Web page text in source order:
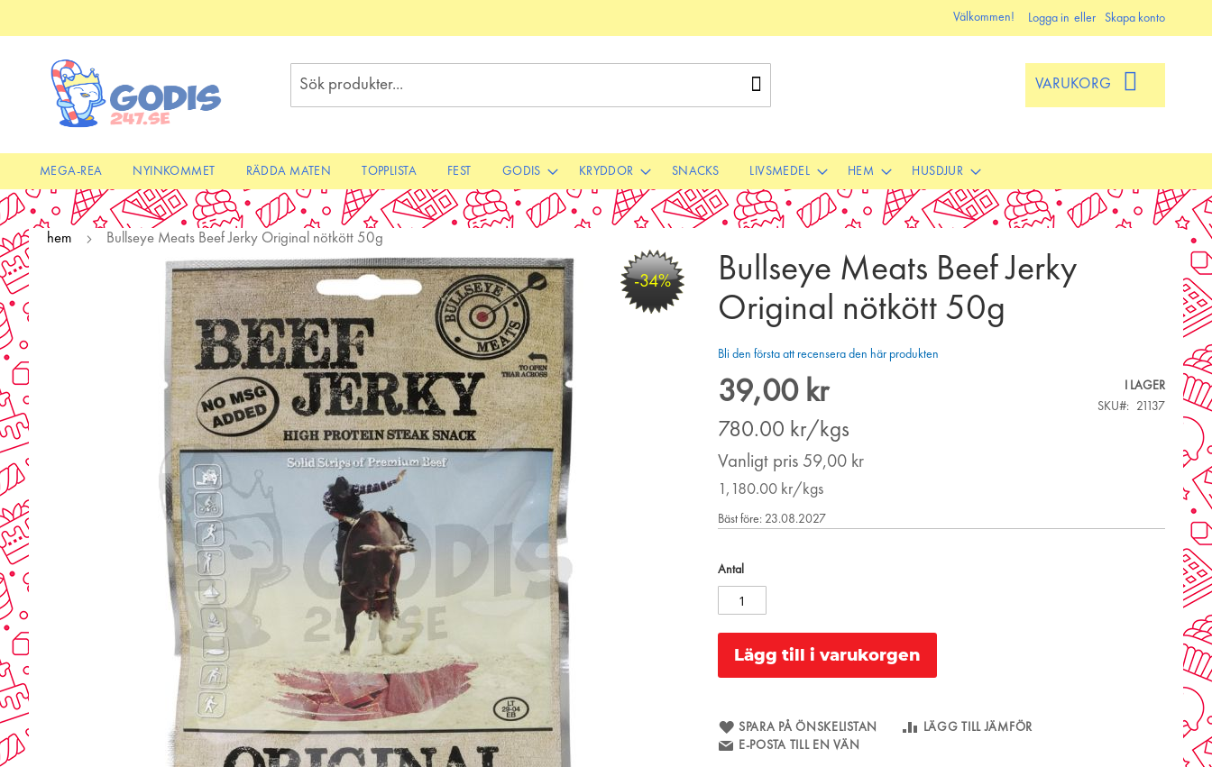
to
Välkommen! Logga in Skapa konto
VARUKORG
MEGA-REA NYINKOMMET RÄDDA MATEN TOPPLISTA FEST GODIS KRYDDOR SNACKS LIVSMEDEL HEM HUSDJUR
hem Bullseye Meats Beef Jerky Original nötkött 50g
-34%
Bullseye Meats Beef Jerky
Original nötkött 50g
Bli den första att recensera den här produkten
Special
39,00 kr
780.00 kr/kgs
Vanligt pris 59,00 kr
1,180.00 kr/kgs
I LAGER
SKU
21137
Bäst före: 23.08.2027
Antal
Lägg till i varukorgen
SPARA PÅ ÖNSKELISTAN
LÄGG TILL JÄMFÖR
E-POSTA TILL EN VÄN